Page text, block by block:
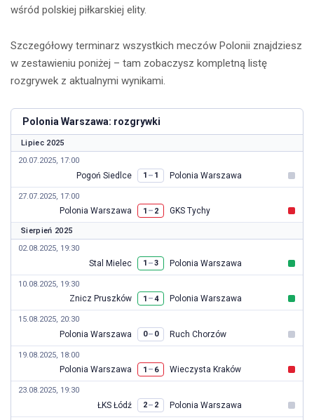
wśród polskiej piłkarskiej elity.
Szczegółowy terminarz wszystkich meczów Polonii znajdziesz
w zestawieniu poniżej – tam zobaczysz kompletną listę
rozgrywek z aktualnymi wynikami.
Polonia Warszawa: rozgrywki
Lipiec 2025
20.07.2025, 17:00
Pogoń Siedlce 1 – 1 Polonia Warszawa
27.07.2025, 17:00
Polonia Warszawa 1 – 2 GKS Tychy
Sierpień 2025
02.08.2025, 19:30
Stal Mielec 1 –3 Polonia Warszawa
10.08.2025, 19:30
Znicz Pruszków 1 –4 Polonia Warszawa
15.08.2025, 20:30
Polonia Warszawa 0– 0 Ruch Chorzów
19.08.2025, 18:00
Polonia Warszawa 1 – 6 Wieczysta Kraków
23.08.2025, 19:30
ŁKS Łódź 2– 2 Polonia Warszawa